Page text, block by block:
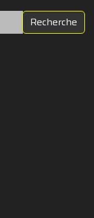
Recherche